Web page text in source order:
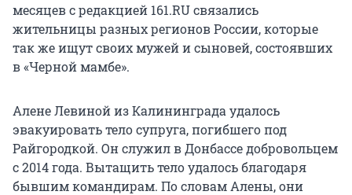
месяцев с редакцией 161.RU связались
жительницы разных регионов России, которые
так же ищут своих мужей и сыновей, состоявших
в «Черной мамбе».
Алене Левиной из Калининграда удалось
эвакуировать тело супруга, погибшего под
Райгородкой. Он служил в Донбассе добровольцем
с 2014 года. Вытащить тело удалось благодаря
бывшим командирам. По словам Алены, они